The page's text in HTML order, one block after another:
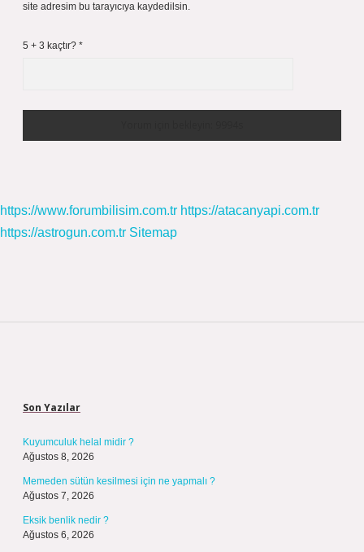
site adresim bu tarayıcıya kaydedilsin.
5 + 3 kaçtır? *
https://www.forumbilisim.com.tr https://atacanyapi.com.tr
https://astrogun.com.tr Sitemap
Son Yazılar
Kuyumculuk helal midir ?
Ağustos 8, 2026
Memeden sütün kesilmesi için ne yapmalı ?
Ağustos 7, 2026
Eksik benlik nedir ?
Ağustos 6, 2026